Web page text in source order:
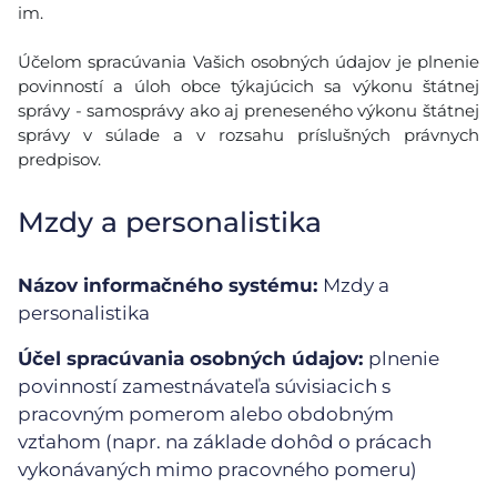
im.
Účelom spracúvania Vašich osobných údajov je plnenie
povinností a úloh obce týkajúcich sa výkonu štátnej
správy - samosprávy ako aj preneseného výkonu štátnej
správy v súlade a v rozsahu príslušných právnych
predpisov.
Mzdy a personalistika
Názov informačného systému: Mzdy a
personalistika
Účel spracúvania osobných údajov: plnenie
povinností zamestnávateľa súvisiacich s
pracovným pomerom alebo obdobným
vzťahom (napr. na základe dohôd o prácach
vykonávaných mimo pracovného pomeru)